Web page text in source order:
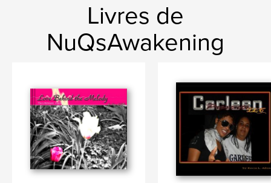
Livres de
NuQsAwakening